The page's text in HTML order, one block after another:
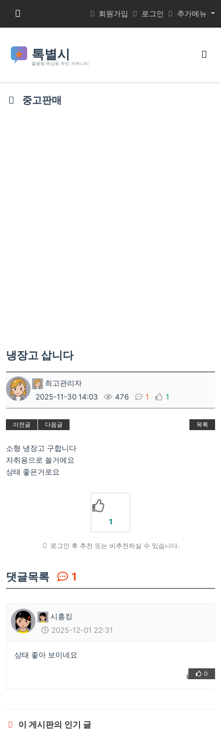
메뉴 버튼 회원가입 로그인 추가메뉴
검
중고판매
냉장고 삽니다
최고관리자
2025-11-30 14:03
476 1 1
이전글 다음글 목록
소형 냉장고 구합니다
자취용으로 쓸거에요
상태 좋은거로요
1
로그인 후 추천 또는 비추천하실 수 있습니다.
댓글목록 1
시흥킹
2025-12-01 22:31
상태 좋아 보이네요
👍 ❤️
0
이 게시판의 인기 글